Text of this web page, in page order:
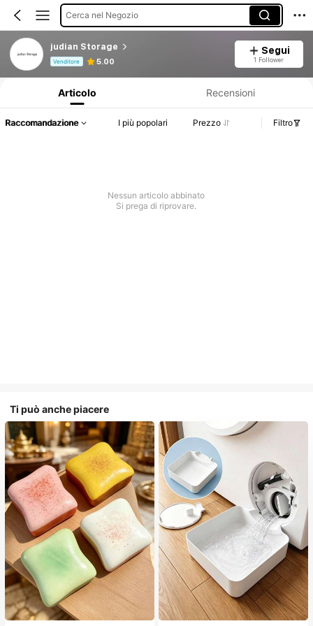
Cerca nel Negozio
judian Storage
Venditore 5.00
Segui
1 Follower
Articolo Recensioni
Raccomandazione I più popolari Prezzo Filtro
Nessun articolo abbinato
Si prega di riprovare.
Ti può anche piacere